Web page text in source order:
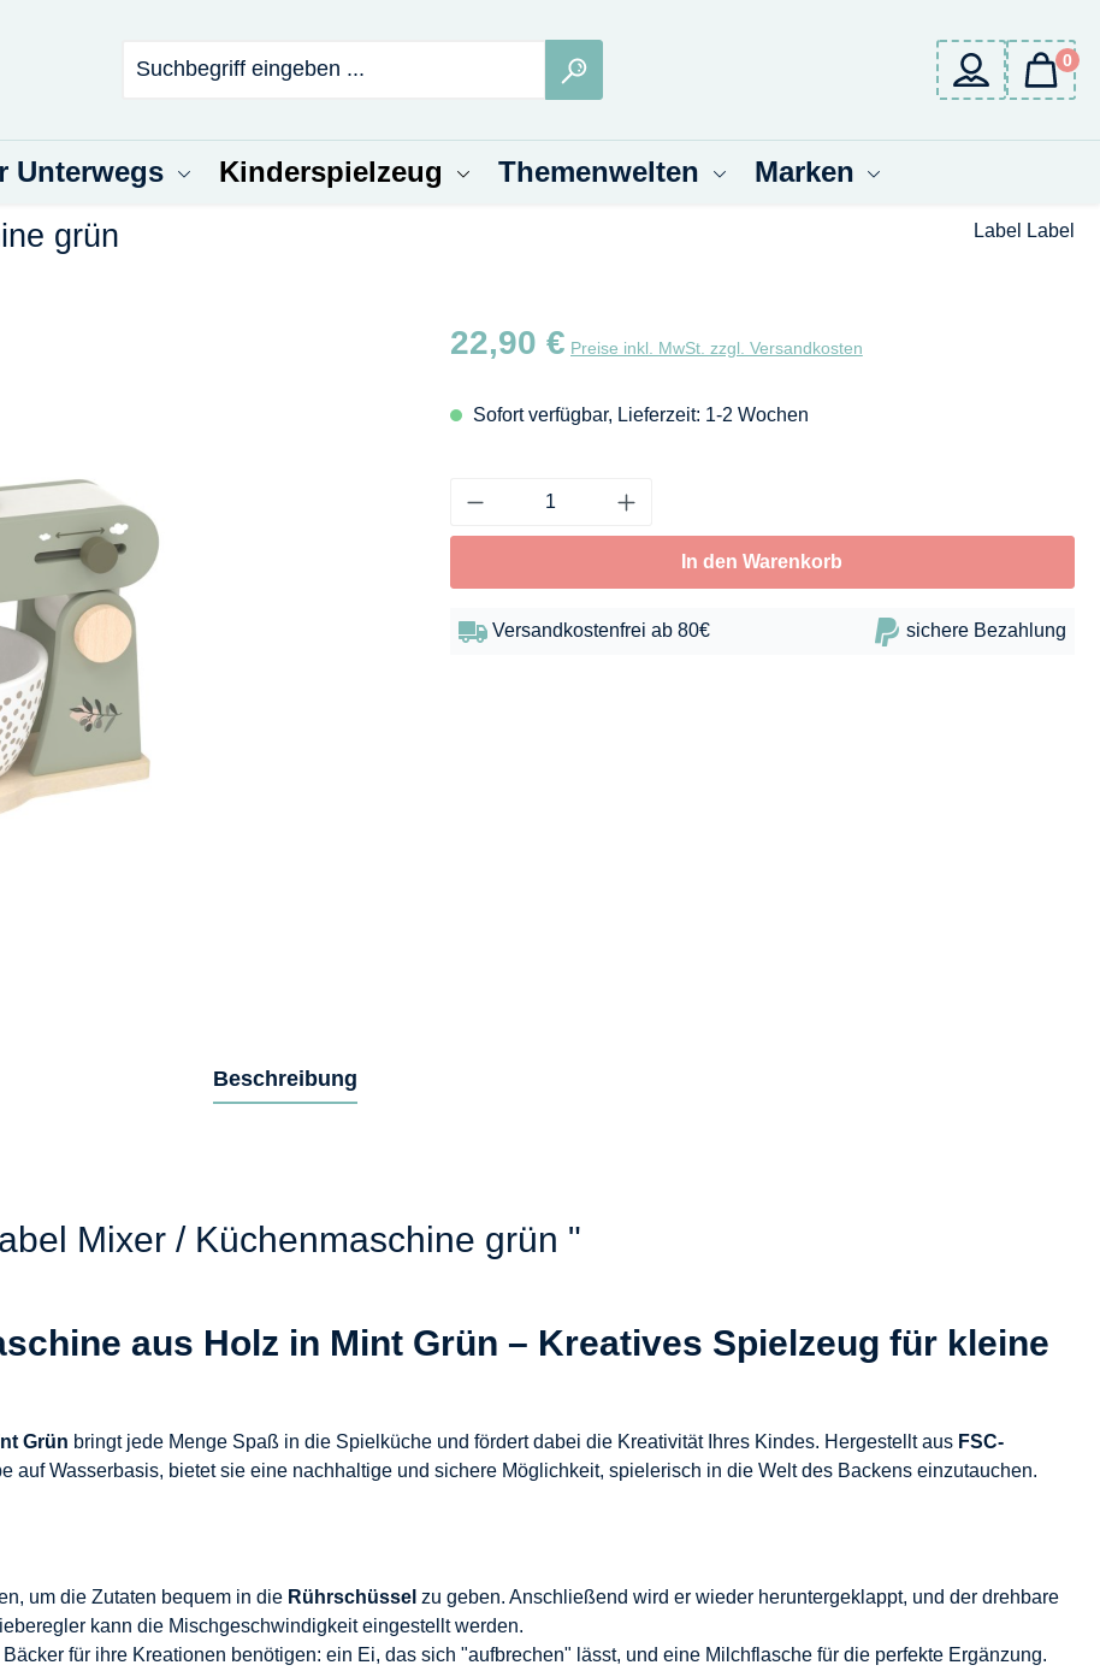
0
Unterwegs Kinderspielzeug Themenwelten Marken
grün Label Label
Regulärer Preis:
22,90 € Preise inkl. MwSt. zzgl. Versandkosten
Sofort verfügbar, Lieferzeit: 1-2 Wochen
In den Warenkorb
Versandkostenfrei ab 80€ sichere Bezahlung
Beschreibung
Mixer / Küchenmaschine grün "
aus Holz in Mint Grün – Kreatives Spielzeug für kleine
Grün bringt jede Menge Spaß in die Spielküche und fördert dabei die Kreativität Ihres Kindes. Hergestellt aus FSC-
auf Wasserbasis, bietet sie eine nachhaltige und sichere Möglichkeit, spielerisch in die Welt des Backens einzutauchen.
um die Zutaten bequem in die Rührschüssel zu geben. Anschließend wird er wieder heruntergeklappt, und der drehbare
kann die Mischgeschwindigkeit eingestellt werden.
für ihre Kreationen benötigen: ein Ei, das sich "aufbrechen" lässt, und eine Milchflasche für die perfekte Ergänzung.